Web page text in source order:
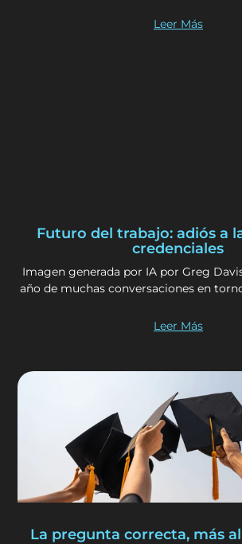
Leer Más
Futuro del trabajo: adiós a
credenciales
Imagen generada por IA por Greg
año de muchas conversaciones en
Leer Más
La pregunta correcta, más